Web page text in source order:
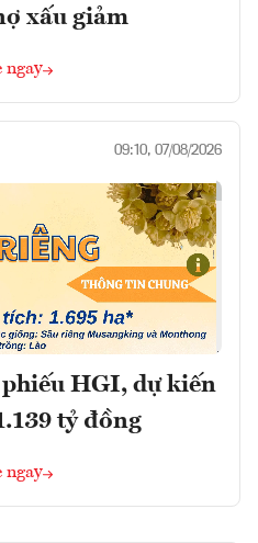
xấu giảm
ngay
09:10, 07/08/2026
HGI, dự kiến
tỷ đồng
ngay